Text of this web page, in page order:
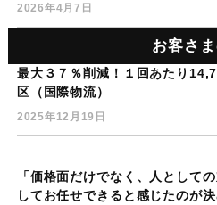
2026年4月7日
お客さ
最大３７％削減！１回あたり
区（国際物流）
2025年12月19日
「価格面だけでなく、人として
してお任せできると感じたのが